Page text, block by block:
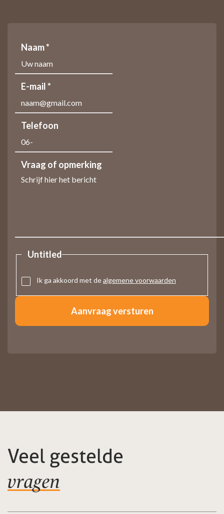
Naam *
E-mail *
Telefoon
Vraag of opmerking
Untitled
Ik ga akkoord met dealgemene voorwaarden
Veel gestelde
vragen